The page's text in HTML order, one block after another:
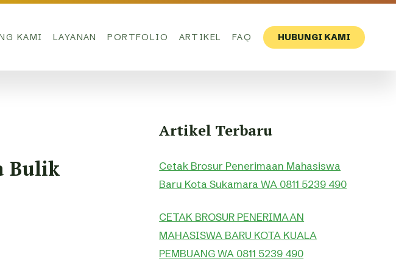
KAMI LAYANAN PORTFOLIO ARTIKEL FAQ HUBUNGI KAMI
Bulik
Artikel Terbaru
Cetak Brosur Penerimaan Mahasiswa
Baru Kota Sukamara WA 0811 5239 490
CETAK BROSUR PENERIMAAN
MAHASISWA BARU KOTA KUALA
PEMBUANG WA 0811 5239 490